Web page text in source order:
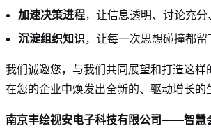
加速决策进程，让信息透明、讨论充分
沉淀组织知识，让每一次思想碰撞都留
我们诚邀您，与我们共同展望和打造这
在您的企业中焕发出全新的、驱动增长的
南京丰绘视安电子科技有限公司——智慧